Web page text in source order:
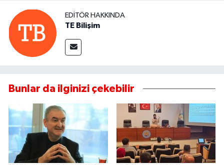
EDITÖR HAKKINDA
TE Bilişim
Bunlar da ilginizi çekebilir